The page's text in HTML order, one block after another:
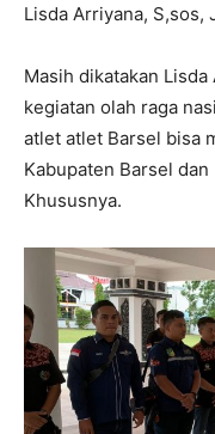
Lisda Arriyana, S,sos,
Masih dikatakan
kegiatan olah raga
atlet atlet Barsel bisa
Kabupaten Barsel
Khususnya.